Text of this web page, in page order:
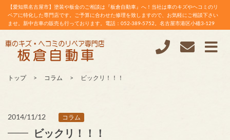
【愛知県名古屋市】塗装や板金のご相談は『板倉自動車』へ！当社は車のキズやヘコミのリ
ペアに特化した専門店です。ご予算に合わせた修理を致しますので、お気軽にご相談下さい
ませ。新中古車の販売も行っております。電話：052-389-5752。名古屋市港区小碓3-129
トップ コラム ビックリ！！！
2014/11/12 コラム
ビックリ！！！